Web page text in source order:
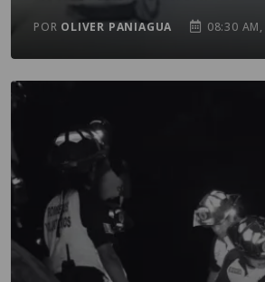
POR OLIVER PANIAGUA 08:30